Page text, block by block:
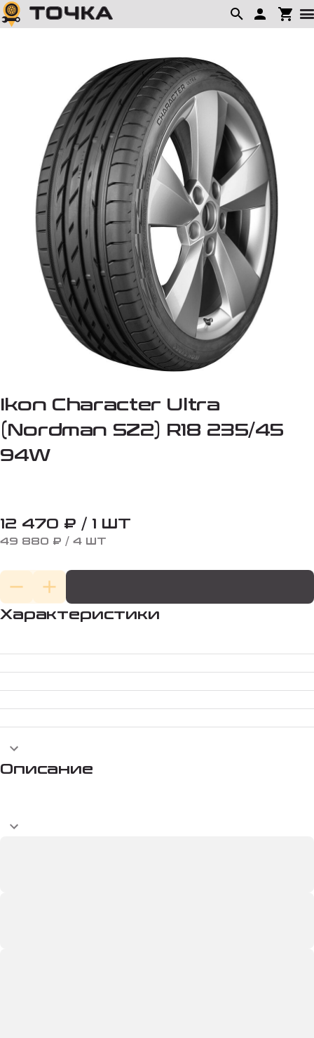
Ikon Character Ultra
(Nordman SZ2) R18 235/45
94W
12 470 ₽ / 1 ШТ
49 880 ₽ / 4 ШТ
Характеристики
Описание